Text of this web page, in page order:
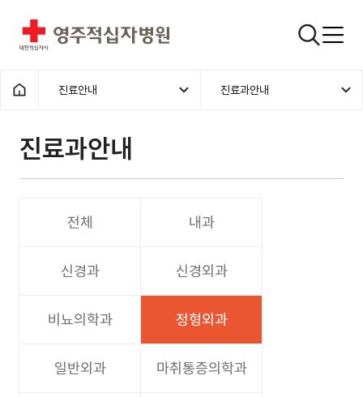
영주적십자병원 검색창
홈으로
진료안내 진료과안내
진료과안내
전체 내과
신경과 신경외과
비뇨의학과 정형외과
일반외과 마취통증의학과